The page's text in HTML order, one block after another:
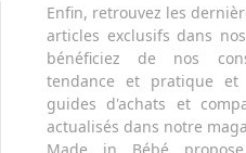
Enfin, retrouvez les
articles exclusifs dans
bénéficiez de nos
tendance et pratique et
guides d'achats et
actualisés dans notre